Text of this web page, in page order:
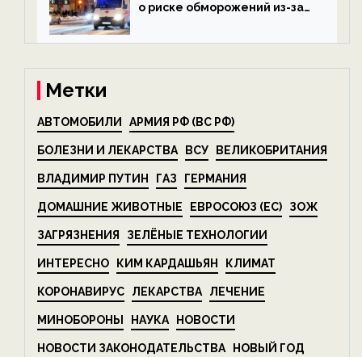
о риске обморожений из-за
на ECOportal
Метки
АВТОМОБИЛИ АРМИЯ РФ (ВС РФ)
БОЛЕЗНИ И ЛЕКАРСТВА ВСУ ВЕЛИКОБРИТАНИЯ
ВЛАДИМИР ПУТИН ГАЗ ГЕРМАНИЯ
ДОМАШНИЕ ЖИВОТНЫЕ ЕВРОСОЮЗ (ЕС) ЗОЖ
ЗАГРЯЗНЕНИЯ ЗЕЛЁНЫЕ ТЕХНОЛОГИИ
ИНТЕРЕСНО КИМ КАРДАШЬЯН КЛИМАТ
КОРОНАВИРУС ЛЕКАРСТВА ЛЕЧЕНИЕ
МИНОБОРОНЫ НАУКА НОВОСТИ
НОВОСТИ ЗАКОНОДАТЕЛЬСТВА НОВЫЙ ГОД